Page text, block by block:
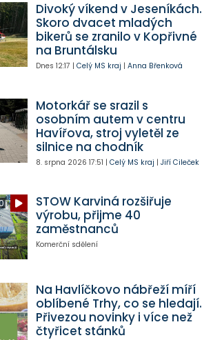
Divoký víkend v Jeseníkách.
Skoro dvacet mladých
bikerů se zranilo v Kopřivné
na Bruntálsku
Dnes 12:17 | Celý MS kraj | Anna Břenková
Motorkář se srazil s
osobním autem v centru
Havířova, stroj vyletěl ze
silnice na chodník
8. srpna 2026 17:51 | Celý MS kraj | Jiří Cileček
STOW Karviná rozšiřuje
výrobu, přijme 40
zaměstnanců
Komerční sdělení
Na Havlíčkovo nábřeží míří
oblíbené Trhy, co se hledají.
Přivezou novinky i více než
čtyřicet stánků